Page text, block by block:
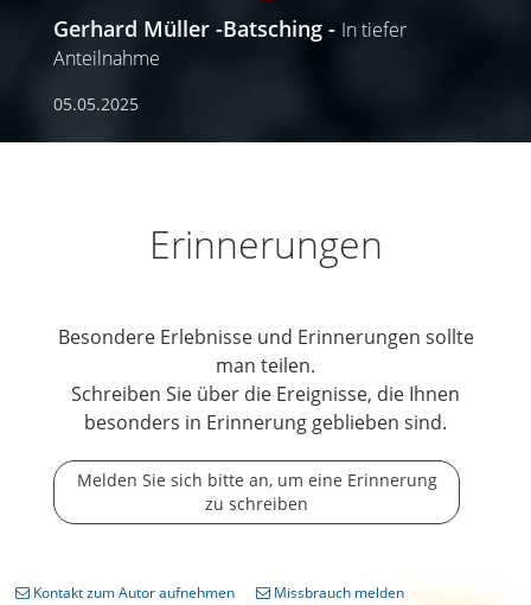
Gerhard Müller -Batsching
In tiefer
Anteilnahme
05.05.2025
Erinnerungen
Besondere Erlebnisse und Erinnerungen sollte
man teilen.
Schreiben Sie über die Ereignisse, die Ihnen
besonders in Erinnerung geblieben sind.
Melden Sie sich bitte an, um eine Erinnerung
zu schreiben
Kontakt zum Autor aufnehmen Missbrauch melden